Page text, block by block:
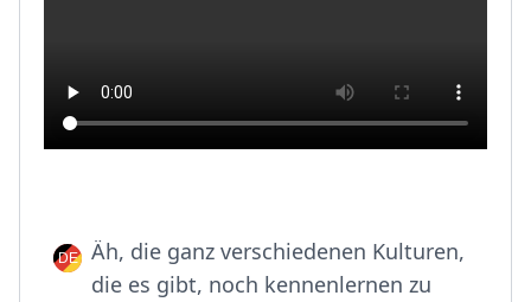
Äh, die ganz verschiedenen Kulturen,
die es gibt, noch kennenlernen zu